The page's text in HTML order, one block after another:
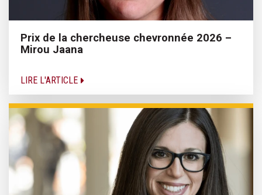
Prix de la chercheuse chevronnée 2026 –
Mirou Jaana
LIRE L'ARTICLE